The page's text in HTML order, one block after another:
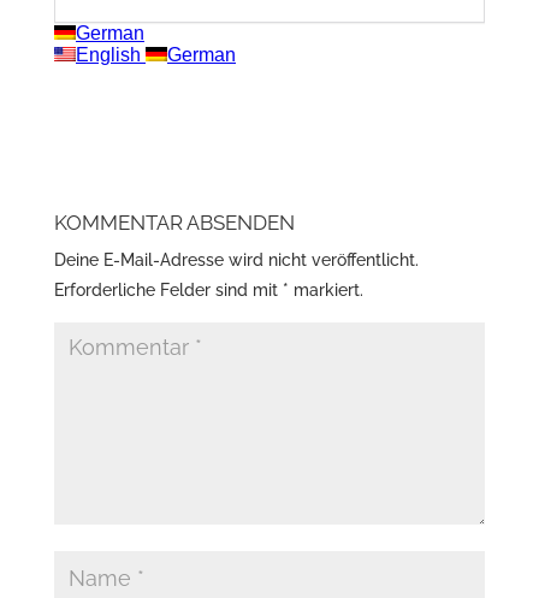
KOMMENTAR ABSENDEN
Deine E-Mail-Adresse wird nicht veröffentlicht.
Erforderliche Felder sind mit * markiert.